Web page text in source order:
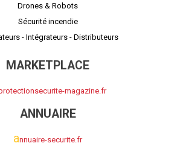
Drones & Robots
Sécurité incendie
- Intégrateurs - Distributeurs
MARKETPLACE
magazine.fr
ANNUAIRE
annuaire-securite.fr